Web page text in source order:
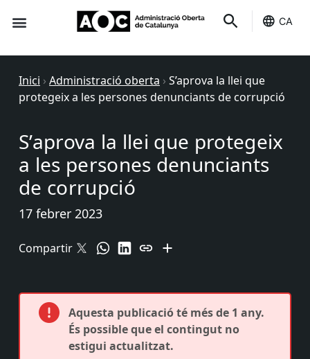
CA
Inici › Administració oberta › S’aprova la llei que
protegeix a les persones denunciants de corrupció
S’aprova la llei que protegeix
a les persones denunciants
de corrupció
17 febrer 2023
Compartir
Aquesta publicació té més de 1 any.
És possible que el contingut no
estigui actualitzat.